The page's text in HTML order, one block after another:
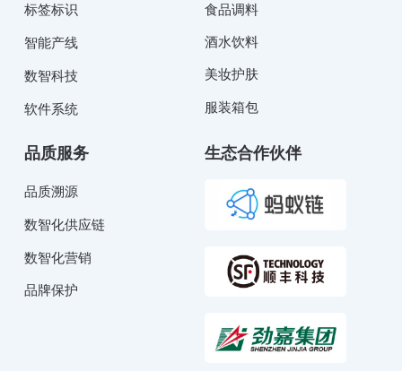
标签标识
智能产线
数智科技
软件系统
食品调料
酒水饮料
美妆护肤
服装箱包
品质服务
品质溯源
数智化供应链
数智化营销
品牌保护
生态合作伙伴